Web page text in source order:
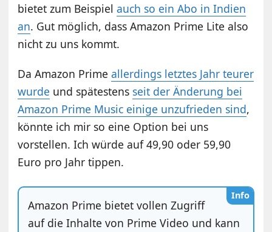
bietet zum Beispielauch so ein Abo in Indien
an. Gut möglich, dass Amazon Prime Lite also
nicht zu uns kommt.
Da Amazon Primeallerdings letztes Jahr teurer
wurde und spätestens seit der Änderung bei
Amazon Prime Music einige unzufrieden sind,
könnte ich mir so eine Option bei uns
vorstellen. Ich würde auf 49,90 oder 59,90
Euro pro Jahr tippen.
Info
Amazon Prime bietet vollen Zugriff
auf die Inhalte von Prime Video und kann